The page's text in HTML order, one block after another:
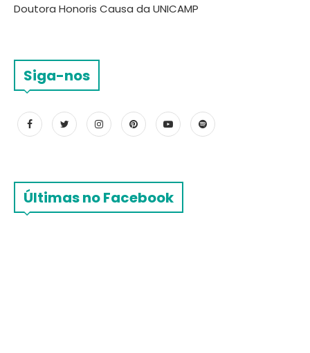
Doutora Honoris Causa da UNICAMP
Siga-nos
Últimas no Facebook